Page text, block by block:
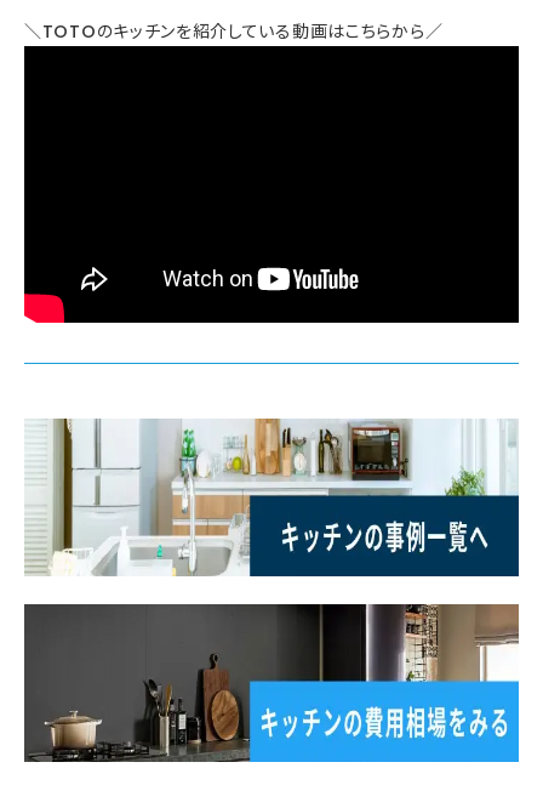
＼TOTOのキッチンを紹介している動画はこちらから／